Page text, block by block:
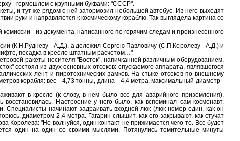
- гермошлем с крупными буквами: "СССР".
и тут же рядом с ней затормозил небольшой автобус. Из него выходят
руки и направляется к космическому кораблю. Так выглядела картина со
- из документа, написанного по горячим следам и произнесенного
(К.Н.Рудневу - А.Д.), а доложил Сергею Павловичу (С.П.Королеву - А.Д.) и
посадка в кресло штатным расчетом…"
ракеты-носителя "Восток", напичканной различным оборудованием.
состоял из двух основных отсеков: спускаемого аппарата, являвшегося
лент и пиротехнических замков. На стыке отсеков по внешнему
корабля: вес - 4,73 тонны, длина - 4,4 метра, максимальный диаметр -
в кресло (к слову, в нем было все для аварийного приземления),
Настроение у него было, как вспоминал сам космонавт,
Специалисты начинают задраивать входной люк (люк номер один, как он
диаметром 2,4 метра. Гагарин слышит, как его закрывают, как стучат
Королева: "Не волнуйся, один контакт не прижимается чего-то. Все будет
один на один со своими мыслями. Потянулись томительные минуты